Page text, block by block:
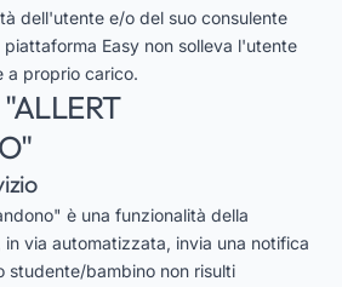
dell'utente e/o del suo consulente
Easy non solleva l'utente
a proprio carico.
è una funzionalità della
via automatizzata, invia una notifica
studente/bambino non risulti